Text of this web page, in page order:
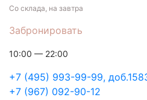
Забронировать
Со склада, на завтра
+7 (495) 993-99-99,
+7 (967) 092-90-12
10:00 — 22:00